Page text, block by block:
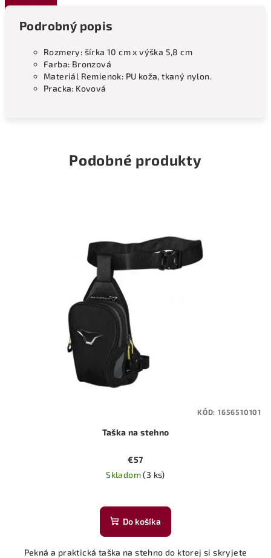
Podrobný popis
Rozmery: šírka 10 cm x výška 5,8 cm
Farba: Bronzová
Materiál Remienok: PU koža, tkaný nylon.
Pracka: Kovová
Podobné produkty
Taška na stehno
€57
Skladom(3 ks)
Do košíka
Pekná a praktická taška na stehno do ktorej si skryjete
KÓD: 1656510101